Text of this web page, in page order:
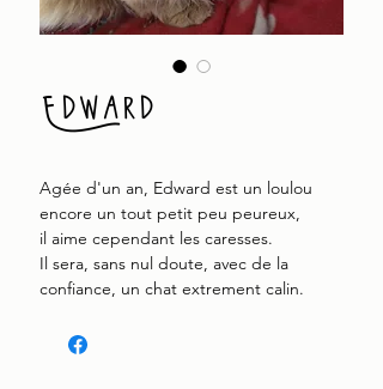
Edward
Agée d'un an, Edward est un loulou
encore un tout petit peu peureux,
il aime cependant les caresses.
Il sera, sans nul doute, avec de la
confiance, un chat extrement calin.